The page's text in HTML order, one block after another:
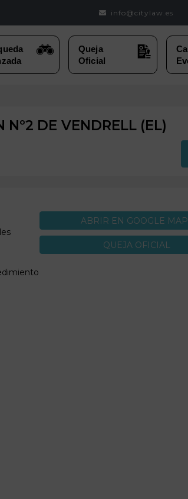
info@citylaw.es
Nº2 DE VENDRELL (EL)
ABRIR EN GOOGLE
QUEJA OFICIAL